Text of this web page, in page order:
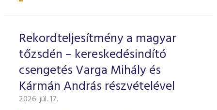
Rekordteljesítmény a magyar
tőzsdén – kereskedésindító
csengetés Varga Mihály és
Kármán András részvételével
2026. júl. 17.